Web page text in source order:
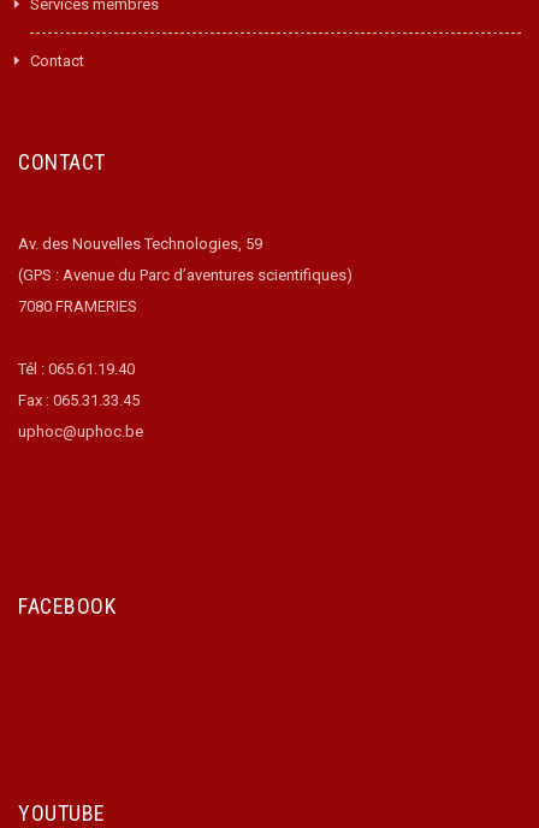
Services membres
Contact
CONTACT
Av. des Nouvelles Technologies, 59
(GPS : Avenue du Parc d’aventures scientifiques)
7080 FRAMERIES
Tél : 065.61.19.40
Fax : 065.31.33.45
uphoc@uphoc.be
FACEBOOK
YOUTUBE